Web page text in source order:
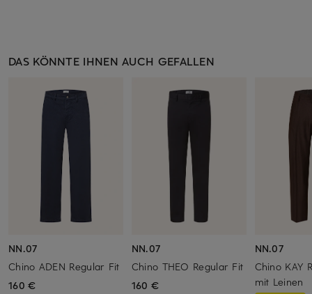
DAS KÖNNTE IHNEN AUCH GEFALLEN
NN.07
Chino ADEN Regular Fit
160 €
NN.07
Chino THEO Regular Fit
160 €
NN.07
Chino KAY
mit Leinen